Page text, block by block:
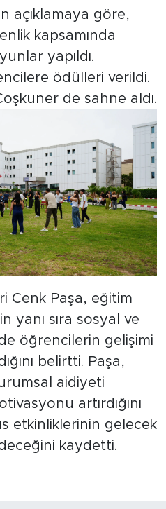
açıklamaya göre,
kapsamında
yapıldı.
ödülleri verildi.
de sahne aldı.
Cenk Paşa, eğitim
yanı sıra sosyal ve
öğrencilerin gelişimi
belirtti. Paşa,
aidiyeti
artırdığını
etkinliklerinin gelecek
kaydetti.